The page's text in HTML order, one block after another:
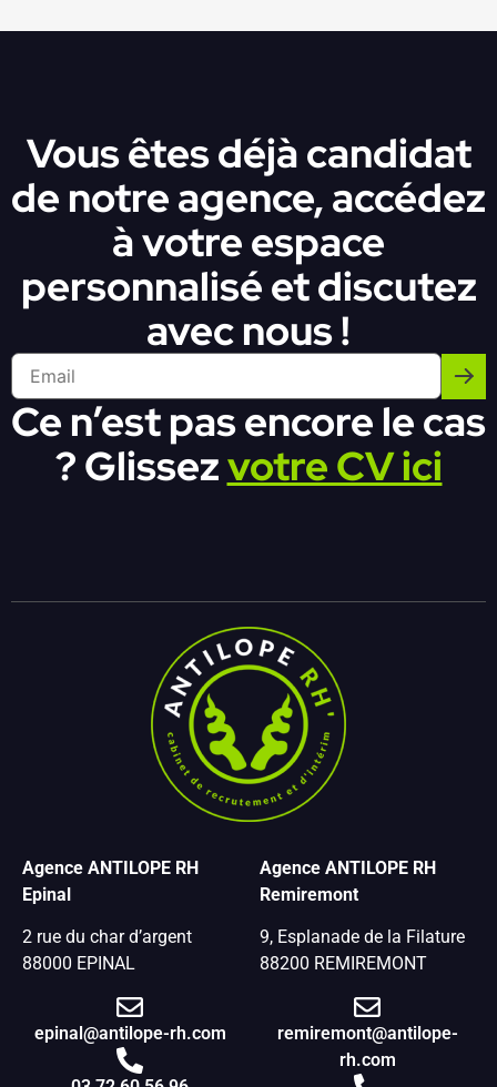
Vous êtes déjà candidat
de notre agence, accédez
à votre espace
personnalisé et discutez
avec nous !
Ce n’est pas encore le cas
? Glissezvotre CV ici
Agence ANTILOPE RH
Epinal
2 rue du char d’argent
88000 EPINAL
epinal@antilope-rh.com
Agence ANTILOPE RH
Remiremont
9, Esplanade de la Filature
88200 REMIREMONT
remiremont@antilope-
rh.com